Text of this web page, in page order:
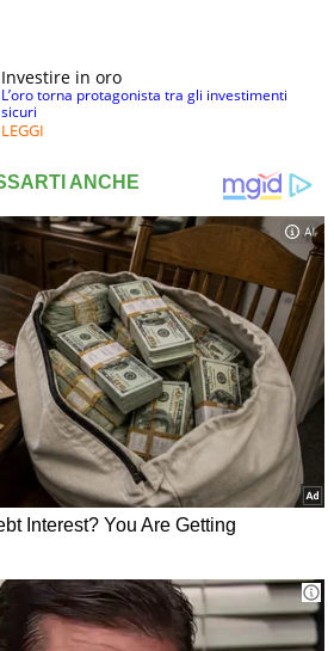
Investire in oro
L’oro torna protagonista tra gli investimenti
sicuri
LEGGI